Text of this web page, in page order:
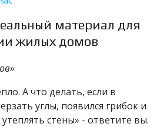
материал для
жилых домов
А что делать, если в
углы, появился грибок и
стены» - ответите вы.